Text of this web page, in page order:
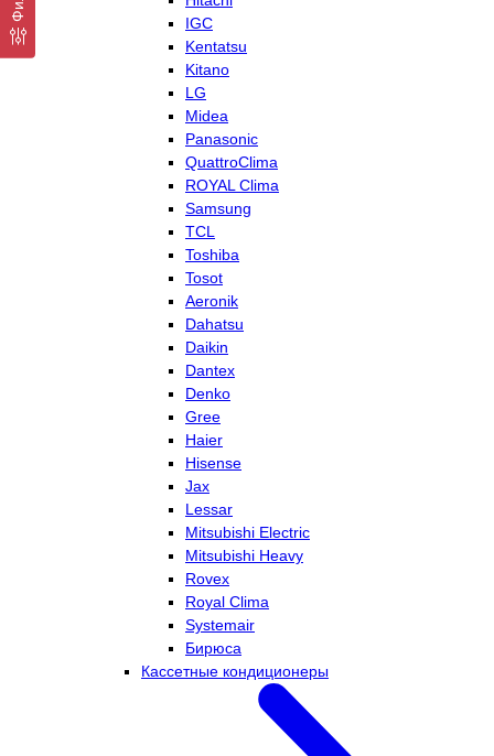
IGC
Kentatsu
Kitano
LG
Midea
Panasonic
QuattroClima
ROYAL Clima
Samsung
TCL
Toshiba
Tosot
Aeronik
Dahatsu
Daikin
Dantex
Denko
Gree
Haier
Hisense
Jax
Lessar
Mitsubishi Electric
Mitsubishi Heavy
Rovex
Royal Clima
Systemair
Бирюса
Кассетные кондиционеры